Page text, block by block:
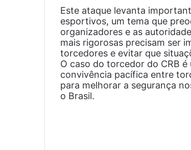
Este ataque levanta
esportivos, um tema que
organizadores e as
mais rigorosas precisam ser
torcedores e evitar que
O caso do torcedor do CRB
convivência pacífica entre
para melhorar a segurança
o Brasil.